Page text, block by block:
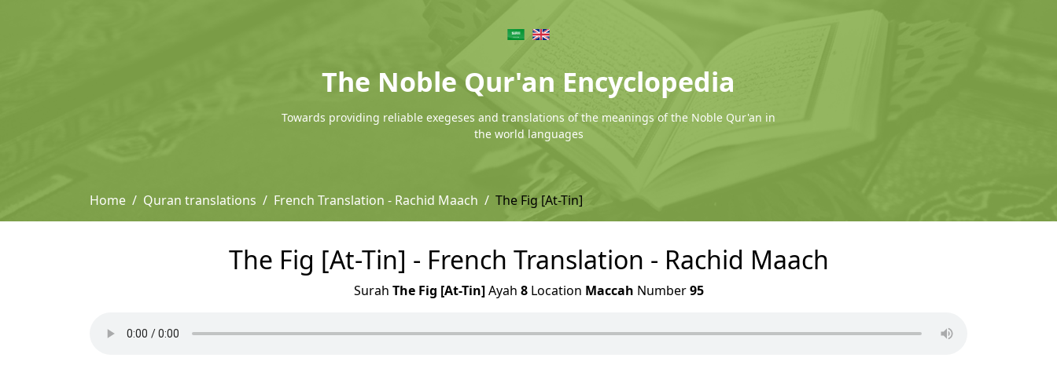
The Noble Qur'an Encyclopedia
Towards providing reliable exegeses and translations of the meanings of the Noble Qur'an in
the world languages
Home Quran translations French Translation - Rachid Maach The Fig [At-Tin]
The Fig [At-Tin] - French Translation - Rachid Maach
Surah The Fig [At-Tin]Ayah 8Location Maccah Number95